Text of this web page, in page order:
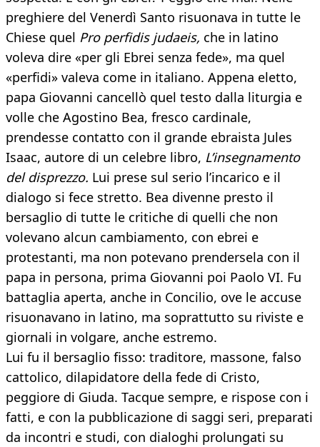
preghiere del Venerdì Santo risuonava in tutte le
Chiese quel Pro perfidis judaeis, che in latino
voleva dire «per gli Ebrei senza fede», ma quel
«perfidi» valeva come in italiano. Appena eletto,
papa Giovanni cancellò quel testo dalla liturgia e
volle che Agostino Bea, fresco cardinale,
prendesse contatto con il grande ebraista Jules
Isaac, autore di un celebre libro, L’insegnamento
del disprezzo. Lui prese sul serio l’incarico e il
dialogo si fece stretto. Bea divenne presto il
bersaglio di tutte le critiche di quelli che non
volevano alcun cambiamento, con ebrei e
protestanti, ma non potevano prendersela con il
papa in persona, prima Giovanni poi Paolo VI. Fu
battaglia aperta, anche in Concilio, ove le accuse
risuonavano in latino, ma soprattutto su riviste e
giornali in volgare, anche estremo.
Lui fu il bersaglio fisso: traditore, massone, falso
cattolico, dilapidatore della fede di Cristo,
peggiore di Giuda. Tacque sempre, e rispose con i
fatti, e con la pubblicazione di saggi seri, preparati
da incontri e studi, con dialoghi prolungati su